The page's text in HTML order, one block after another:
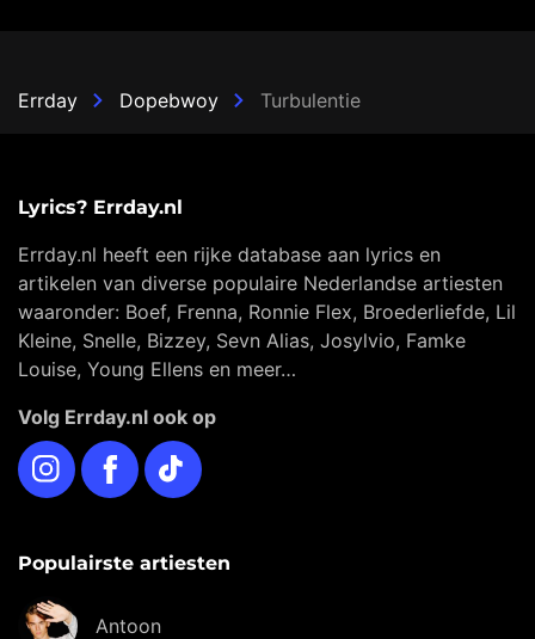
Errday Dopebwoy Turbulentie
Lyrics? Errday.nl
Errday.nl heeft een rijke database aan lyrics en
artikelen van diverse populaire Nederlandse artiesten
waaronder: Boef, Frenna, Ronnie Flex, Broederliefde, Lil
Kleine, Snelle, Bizzey, Sevn Alias, Josylvio, Famke
Louise, Young Ellens en meer…
Volg Errday.nl ook op
InstagramFacebookTikTok
Populairste artiesten
Antoon